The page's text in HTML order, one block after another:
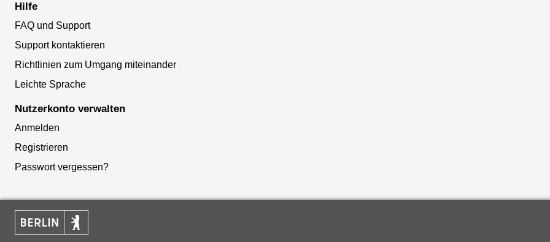
Hilfe
FAQ und Support
Support kontaktieren
Richtlinien zum Umgang miteinander
Leichte Sprache
Nutzerkonto verwalten
Anmelden
Registrieren
Passwort vergessen?